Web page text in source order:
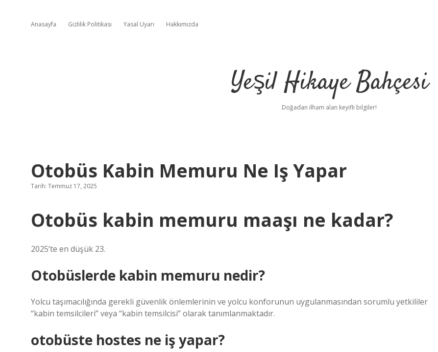
Anasayfa Gizlilik Politikası Yasal Uyarı Hakkımızda
Yeşil Hikaye Bahçesi
Doğadan ilham alan keyifli bilgiler!
Otobüs Kabin Memuru Ne Iş Yapar
Tarih: Temmuz 17, 2025
Otobüs kabin memuru maaşı ne kadar?
2025’te en düşük 23.
Otobüslerde kabin memuru nedir?
Yolcu taşımacılığında gerekli güvenlik önlemlerinin ve yolcu konforunun uygulanmasından sorumlu yetkililer
“kabin temsilcileri” veya “kabin temsilcisi” olarak tanımlanmaktadır.
otobüste hostes ne iş yapar?